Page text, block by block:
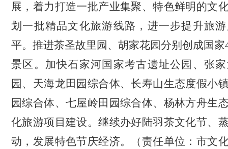
展，着力打造一批产业集聚、特色鲜明的文
划一批精品文化旅游线路，进一步提升旅
平。推进茶圣故里园 、 胡家花园分别创成国家
景区。加快石家河国家考古遗址公园、张
园、天海龙田园综合体、长寿山生态度假小
园综合体、七屋岭田园综合体、杨林方舟生
化旅游项目建设。继续办好陆羽茶文化节、
动，发展特色节庆经济。
（责任单位：市文